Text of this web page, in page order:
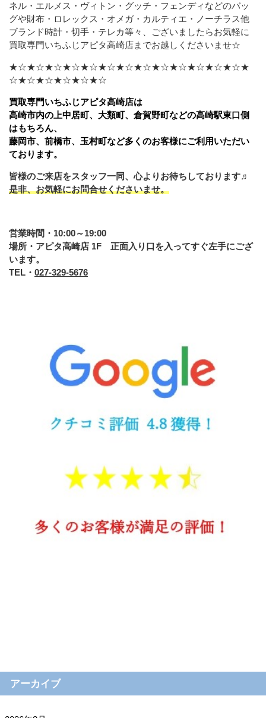
ネル・エルメス・ヴィトン・グッチ・フェンディなどのバッ
グや財布・ロレックス・オメガ・カルティエ・ノーチラス他
ブランド時計・切手・テレカ等々、ございましたらお気軽に
買取専門いちふじアピタ高崎店までお越しくださいませ☆
★☆★☆★☆★☆★☆★☆★☆★☆★☆★☆★☆★☆★☆★
☆★☆★☆★☆★☆★☆
買取専門いちふじアピタ高崎店は
高崎市内の上中居町、大類町、倉賀野町などの高崎駅東口側
はもちろん、
藤岡市、前橋市、玉村町など多くのお客様にご利用いただい
ております。
皆様のご来店をスタッフ一同、心よりお待ちしております♬
是非、お気軽にお問合せくださいませ。
営業時間・10:00～19:00
場所・アピタ高崎店 1F 正面入り口を入ってすぐ左手にござ
います。
TEL・ 027-329-5676
アーカイブ